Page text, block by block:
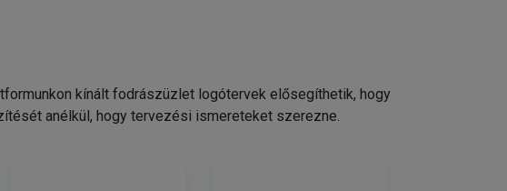
kínált fodrászüzlet logótervek elősegíthetik, hogy
anélkül, hogy tervezési ismereteket szerezne.